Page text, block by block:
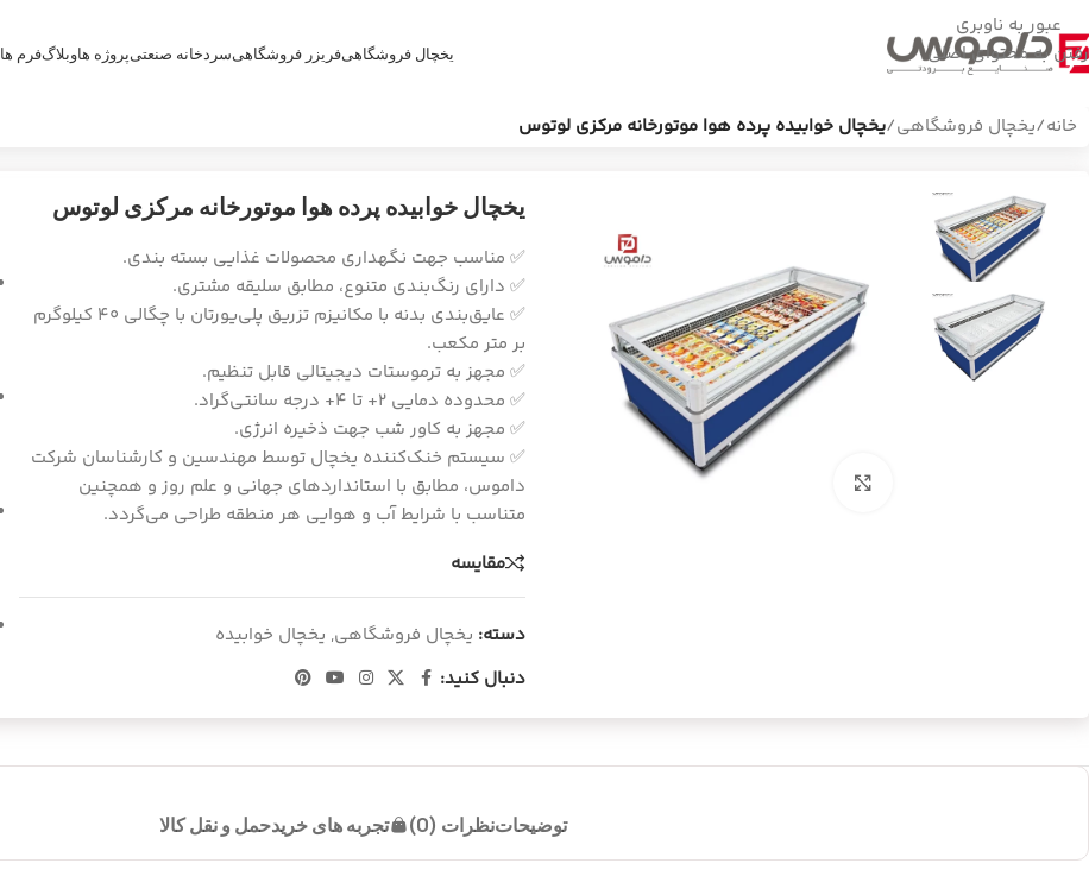
عبور به ناوبری
رفتن به محتوای اصلی
یخچال فروشگاهیفریزر فروشگاهیسردخانه صنعتیپروژه هاوبلاگفرم ها
خانه/یخچال فروشگاهی/یخچال خوابیده پرده هوا موتورخانه مرکزی لوتوس
یخچال خوابیده پرده هوا موتورخانه مرکزی لوتوس
✅ مناسب جهت نگهداری محصولات غذایی بسته بندی.
✅ دارای رنگ‌بندی متنوع، مطابق سلیقه مشتری.
✅ عایق‌بندی بدنه با مکانیزم تزریق پلی‌یورتان با چگالی 40 کیلوگرم
بر متر مکعب.
✅ مجهز به ترموستات دیجیتالی قابل تنظیم.
✅ محدوده دمایی 2+ تا 4+ درجه سانتی‌گراد.
✅ مجهز به کاور شب جهت ذخیره انرژی.
✅ سیستم خنک‌کننده یخچال توسط مهندسین و کارشناسان شرکت
داموس، مطابق با استانداردهای جهانی و علم روز و همچنین
متناسب با شرایط آب و هوایی هر منطقه طراحی می‌گردد.
مقایسه
دسته: یخچال فروشگاهی, یخچال خوابیده
دنبال کنید:
توضیحاتنظرات (0) تجربه های خریدحمل و نقل کالا